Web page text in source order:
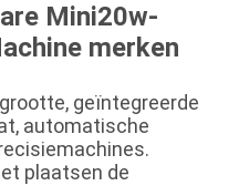
Mini20w-
merken
geïntegreerde
automatische
plaatsen de